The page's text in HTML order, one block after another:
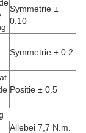
Symmetrie ±
0.10
Symmetrie ± 0.2
Positie ± 0.5
Allebei 7,7 N.m.